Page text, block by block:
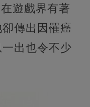
遊戲界有著
傳出因罹癌
出也令不少